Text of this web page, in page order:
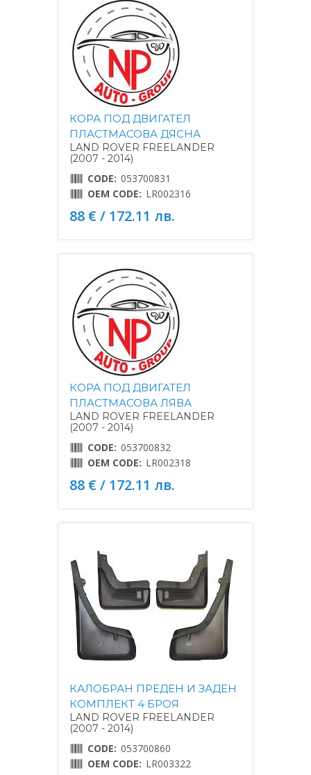
КОРА ПОД ДВИГАТЕЛ
ПЛАСТМАСОВА ДЯСНА
LAND ROVER FREELANDER
(2007 - 2014)
CODE: 053700831
OEM CODE: LR002316
88 € / 172.11 лв.
КОРА ПОД ДВИГАТЕЛ
ПЛАСТМАСОВА ЛЯВА
LAND ROVER FREELANDER
(2007 - 2014)
CODE: 053700832
OEM CODE: LR002318
88 € / 172.11 лв.
КАЛОБРАН ПРЕДЕН И ЗАДЕН
КОМПЛЕКТ 4 БРОЯ
LAND ROVER FREELANDER
(2007 - 2014)
CODE: 053700860
OEM CODE: LR003322